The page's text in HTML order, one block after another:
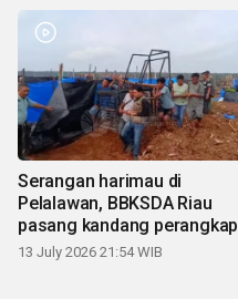
Serangan harimau di
Pelalawan, BBKSDA Riau
pasang kandang perangkap
13 July 2026 21:54 WIB